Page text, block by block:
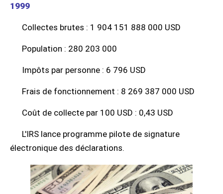
1999
Collectes brutes : 1 904 151 888 000 USD
Population : 280 203 000
Impôts par personne : 6 796 USD
Frais de fonctionnement : 8 269 387 000 USD
Coût de collecte par 100 USD : 0,43 USD
L'IRS lance programme pilote de signature
électronique des déclarations.